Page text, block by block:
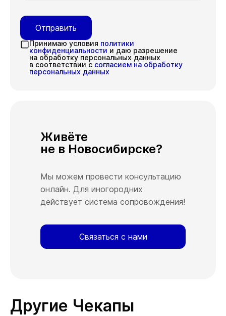
Принимаю условия политики
конфиденциальности и даю разрешение
на обработку персональных данных
в соответствии с согласием на обработку
персональных данных
Отправить
Живёте
не в Новосибирске?
Мы можем провести консультацию
онлайн. Для иногородних
действует система сопровождения!
Связаться с нами
Другие Чекапы